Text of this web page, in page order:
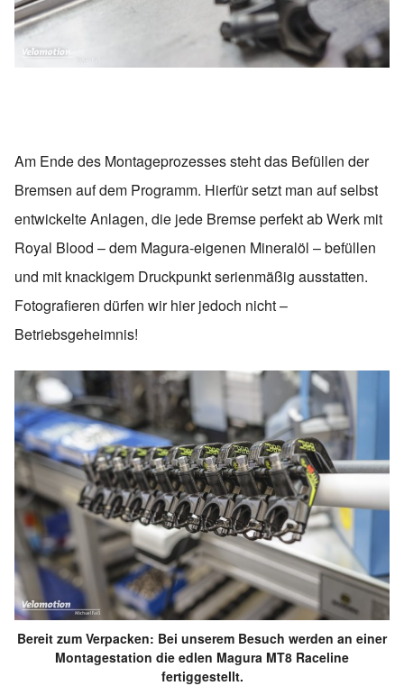
Am Ende des Montageprozesses steht das Befüllen der
Bremsen auf dem Programm. Hierfür setzt man auf selbst
entwickelte Anlagen, die jede Bremse perfekt ab Werk mit
Royal Blood – dem Magura-eigenen Mineralöl – befüllen
und mit knackigem Druckpunkt serienmäßig ausstatten.
Fotografieren dürfen wir hier jedoch nicht –
Betriebsgeheimnis!
Bereit zum Verpacken: Bei unserem Besuch werden an einer
Montagestation die edlen Magura MT8 Raceline
fertiggestellt.